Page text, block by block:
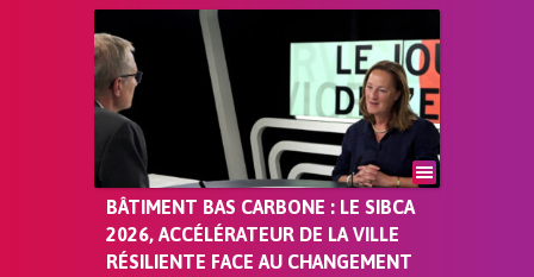
BÂTIMENT BAS CARBONE : LE SIBCA
2026, ACCÉLÉRATEUR DE LA VILLE
RÉSILIENTE FACE AU CHANGEMENT